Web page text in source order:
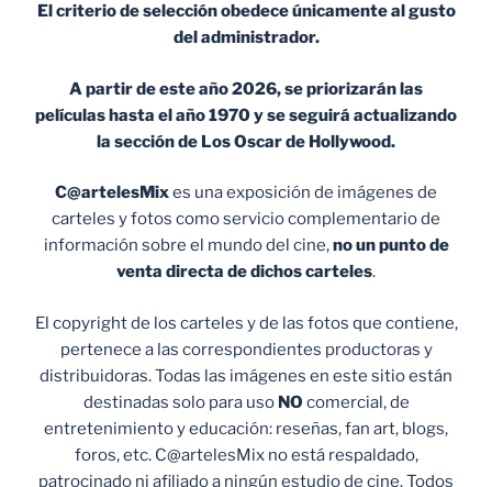
El criterio de selección obedece únicamente al gusto
del administrador.
A partir de este año 2026, se priorizarán las
películas hasta el año 1970 y se seguirá actualizando
la sección de Los Oscar de Hollywood.
C@artelesMixes una exposición de imágenes de
carteles y fotos como servicio complementario de
información sobre el mundo del cine,no un punto de
venta directa de dichos carteles.
El copyright de los carteles y de las fotos que contiene,
pertenece a las correspondientes productoras y
distribuidoras. Todas las imágenes en este sitio están
destinadas solo para uso NO comercial, de
entretenimiento y educación: reseñas, fan art, blogs,
foros, etc. C@artelesMix no está respaldado,
patrocinado ni afiliado a ningún estudio de cine. Todos